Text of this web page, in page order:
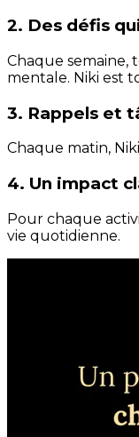
2. Des défis
Chaque semaine,
mentale. Niki est
3. Rappels et
Chaque matin,
4. Un impact
Pour chaque
vie quotidienne.